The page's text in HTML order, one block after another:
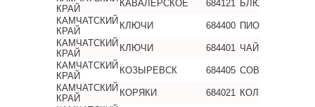
КРАЙ
КАВАЛЕРСКОЕ 684121 БЛЮХЕРА
КАМЧАТСКИЙ
КРАЙ
КЛЮЧИ 684400 ПИОНЕРСКАЯ
КАМЧАТСКИЙ
КРАЙ
КЛЮЧИ 684401 ЧАЙКОВСКОГО
КАМЧАТСКИЙ
КРАЙ
КОЗЫРЕВСК 684405 СОВЕТСКАЯ
КАМЧАТСКИЙ
КРАЙ
КОРЯКИ 684021 КОЛХОЗНАЯ